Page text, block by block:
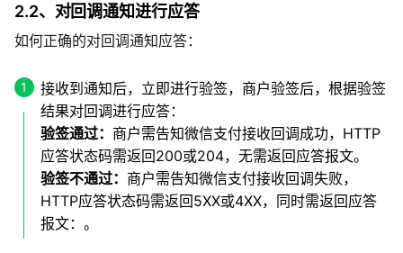
2.2、对回调通知进行应答
如何正确的对回调通知应答：
接收到通知后，立即进行验签，商户验签后，根据验签
结果对回调进行应答：
验签通过： 商户需告知微信支付接收回调成功，HTTP
应答状态码需返回200或204，无需返回应答报文。
验签不通过： 商户需告知微信支付接收回调失败，
HTTP应答状态码需返回5XX或4XX，同时需返回应答
报文：。